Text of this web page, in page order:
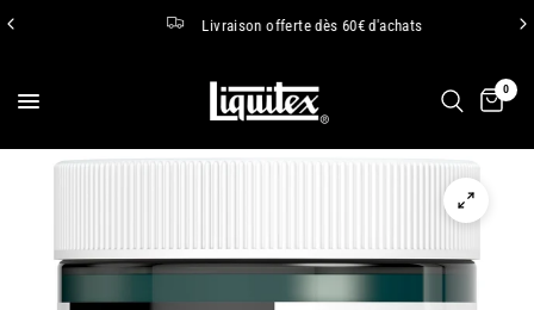
Livraison offerte dès 60€ d'achats
0